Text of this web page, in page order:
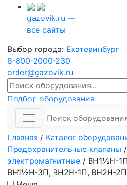
gazovik.ru —
все сайты
Выбор города: Екатеринбург
8-800-2000-230
order@gazovik.ru
Подбор оборудования
Главная / Каталог
Предохранительные клапаны /
электромагнитные / ВН1½Н-
ВН1½Н-3П, ВН2Н-1П, ВН2Н-